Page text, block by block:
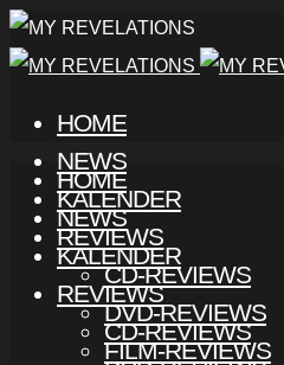
HOME
NEWS
KALENDER
REVIEWS
CD-REVIEWS
DVD-REVIEWS
FILM-REVIEWS
HOME
NEWS
KALENDER
REVIEWS
CD-REVIEWS